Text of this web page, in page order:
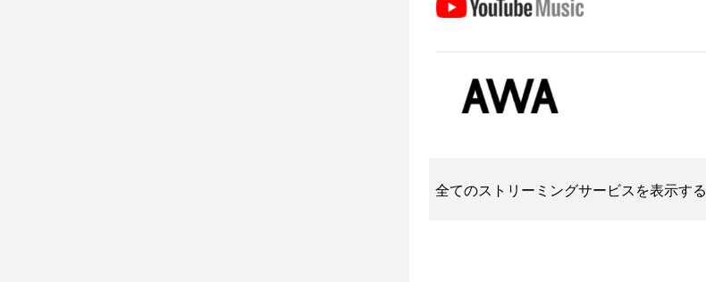
全てのストリーミングサービスを表示する